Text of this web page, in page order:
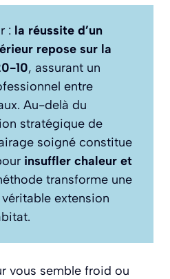
: la réussite d’un
repose sur la
10, assurant un
entre
Au-delà du
stratégique de
soigné constitue
insuffler chaleur et
transforme une
extension
vous semble froid ou